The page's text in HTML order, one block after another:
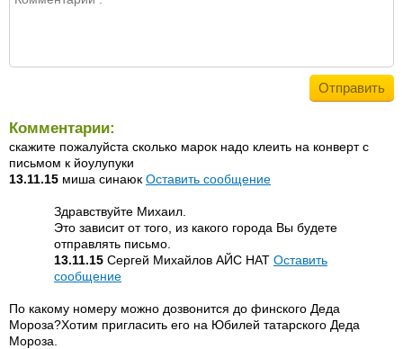
Комментарии:
скажите пожалуйста сколько марок надо клеить на конверт с
письмом к йоулупуки
13.11.15 миша синаюк Оставить сообщение
Здравствуйте Михаил.
Это зависит от того, из какого города Вы будете
отправлять письмо.
13.11.15 Сергей Михайлов АЙС НАТ Оставить
сообщение
По какому номеру можно дозвонится до финского Деда
Мороза?Хотим пригласить его на Юбилей татарского Деда
Мороза.